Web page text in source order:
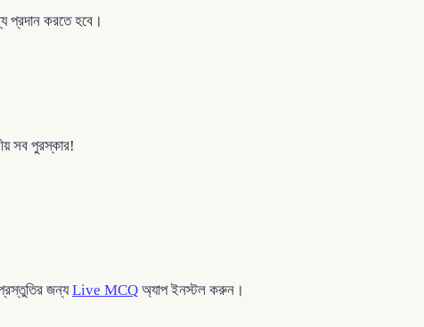
প্রদান করতে হবে।
সব পুরস্কার!
জন্যLive MCQ অ্যাপ ইনস্টল করুন।